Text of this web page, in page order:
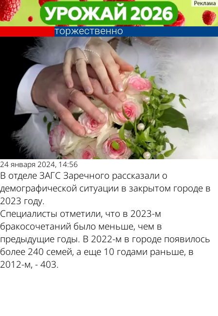
В Заречном молодые пары
женились скромно, а пожилые -
торжественно
Общество
24 января 2024, 14:56
В отделе ЗАГС Заречного рассказали о
демографической ситуации в закрытом городе в
2023 году.
Специалисты отметили, что в 2023-м
бракосочетаний было меньше, чем в
предыдущие годы. В 2022-м в городе появилось
более 240 семей, а еще 10 годами раньше, в
2012-м, - 403.
В Заречном молодые пары
женились скромно, а пожилые -
торжественно
Общество
Другие новости по
теме
Погода и курсы
валют в Пензе